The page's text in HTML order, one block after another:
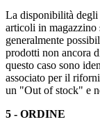
La disponibilità degli
articoli in magazzino
generalmente
prodotti non ancora
questo caso sono
associato per il
un "Out of stock" e
5 - ORDINE